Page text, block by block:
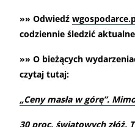
»» Odwiedź
codziennie śledzić
»» O bieżących
czytaj tutaj:
„Ceny masła w górę”.
30 proc. światowych złóż.